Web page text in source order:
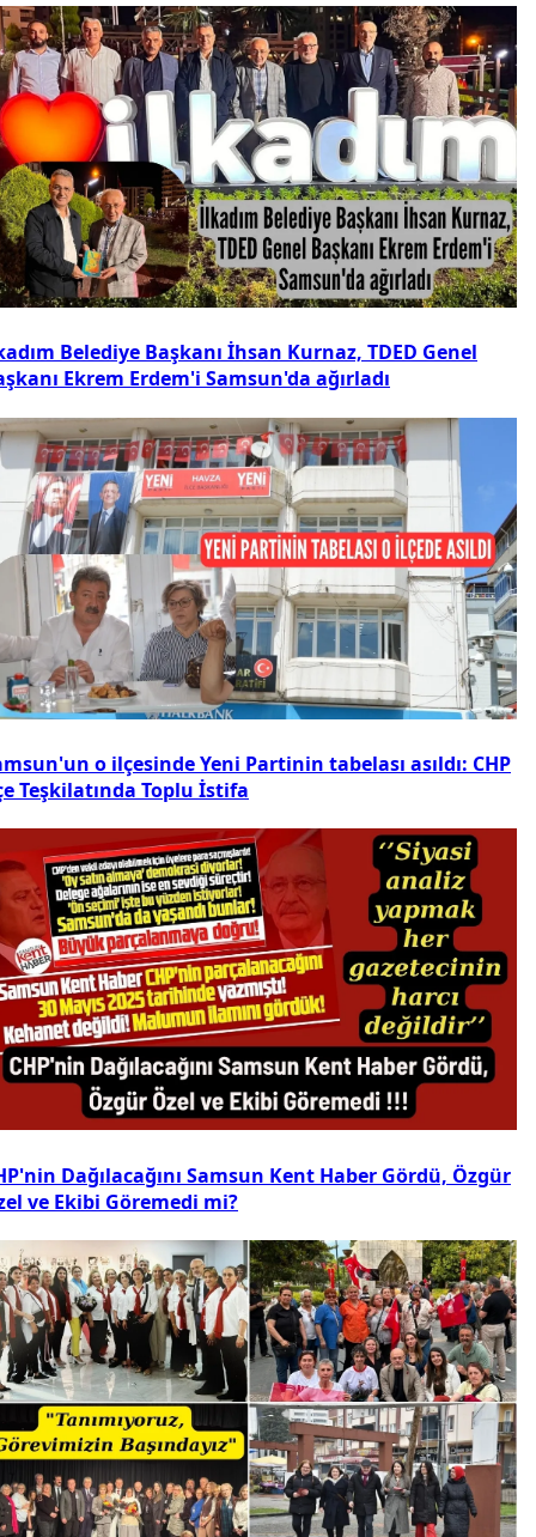
Belediye Başkanı İhsan Kurnaz, TDED Genel
Ekrem Erdem'i Samsun'da ağırladı
o ilçesinde Yeni Partinin tabelası asıldı: CHP
Teşkilatında Toplu İstifa
Dağılacağını Samsun Kent Haber Gördü, Özgür
ve Ekibi Göremedi mi?